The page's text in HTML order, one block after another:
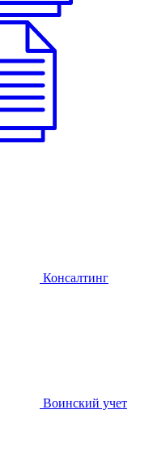
Консалтинг
Воинский учет